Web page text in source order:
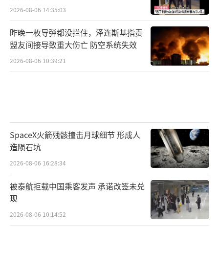
2026-08-06 14:35:03
昨晚一枚导弹都没拦住，泽连斯基指责
盟友间接导致重大伤亡 防空系统失效
2026-08-06 10:39:21
SpaceX火箭残骸撞击月球细节 形成人
造陨石坑
2026-08-06 16:28:34
被泰航拒载中国乘客发声 承诺改签未兑
现
2026-08-06 10:14:52